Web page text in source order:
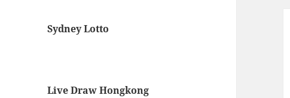
Sydney Lotto
Live Draw Hongkong